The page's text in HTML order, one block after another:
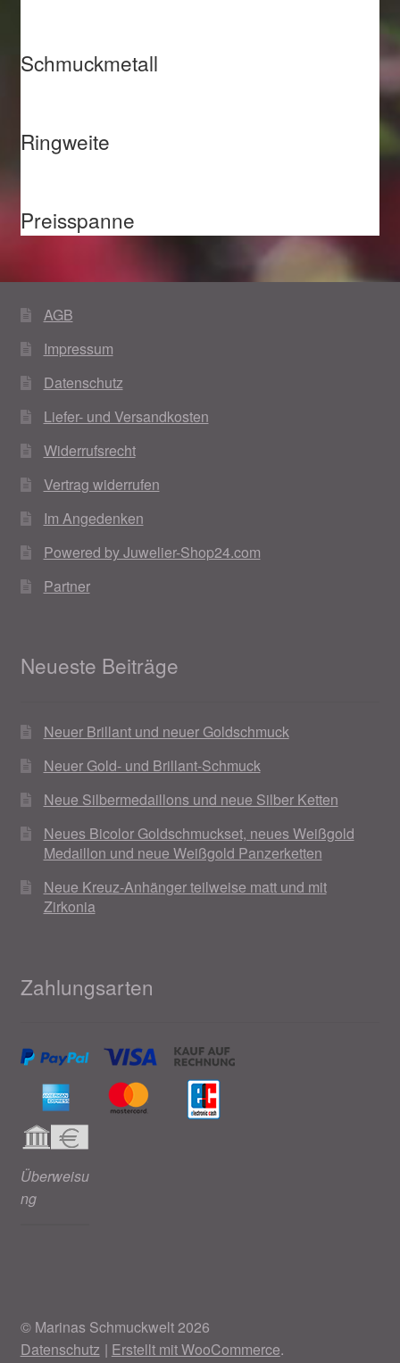
Schmuckmetall
Ringweite
Preisspanne
AGB
Impressum
Datenschutz
Liefer- und Versandkosten
Widerrufsrecht
Vertrag widerrufen
Im Angedenken
Powered by Juwelier-Shop24.com
Partner
Neueste Beiträge
Neuer Brillant und neuer Goldschmuck
Neuer Gold- und Brillant-Schmuck
Neue Silbermedaillons und neue Silber Ketten
Neues Bicolor Goldschmuckset, neues Weißgold
Medaillon und neue Weißgold Panzerketten
Neue Kreuz-Anhänger teilweise matt und mit
Zirkonia
Zahlungsarten
Überweisu
ng
© Marinas Schmuckwelt 2026
Datenschutz
Erstellt mit WooCommerce.